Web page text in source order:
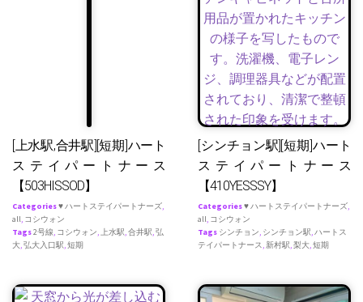
[上水駅,合井駅][短期]ハート
ステイパートナース
【503HISSOD】
Categories♥ ハートステイパートナーズ,
all, コシウォン
Tags2号線, コシウォン, 上水駅,合井駅,弘
大,弘大入口駅,短期
[シンチョン駅][短期]ハート
ステイパートナース
【410YESSSY】
Categories♥ ハートステイパートナーズ,
all, コシウォン
Tags シンチョン, シンチョン駅,ハートス
テイパートナース,新村駅,梨大,短期